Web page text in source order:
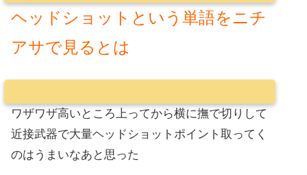
ヘッドショットという単語をニチ
アサで見るとは
ワザワザ高いところ上ってから横に撫で切りして
近接武器で大量ヘッドショットポイント取ってく
のはうまいなあと思った